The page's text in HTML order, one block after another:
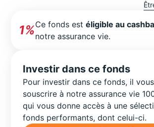
1%Ce fonds estéligible au
notre assurance vie.
Investir dans ce fonds
Pour investir dans ce fonds, il
souscrire à notre assurance vie
qui vous donne accès à une
fonds performants, dont celui-ci.